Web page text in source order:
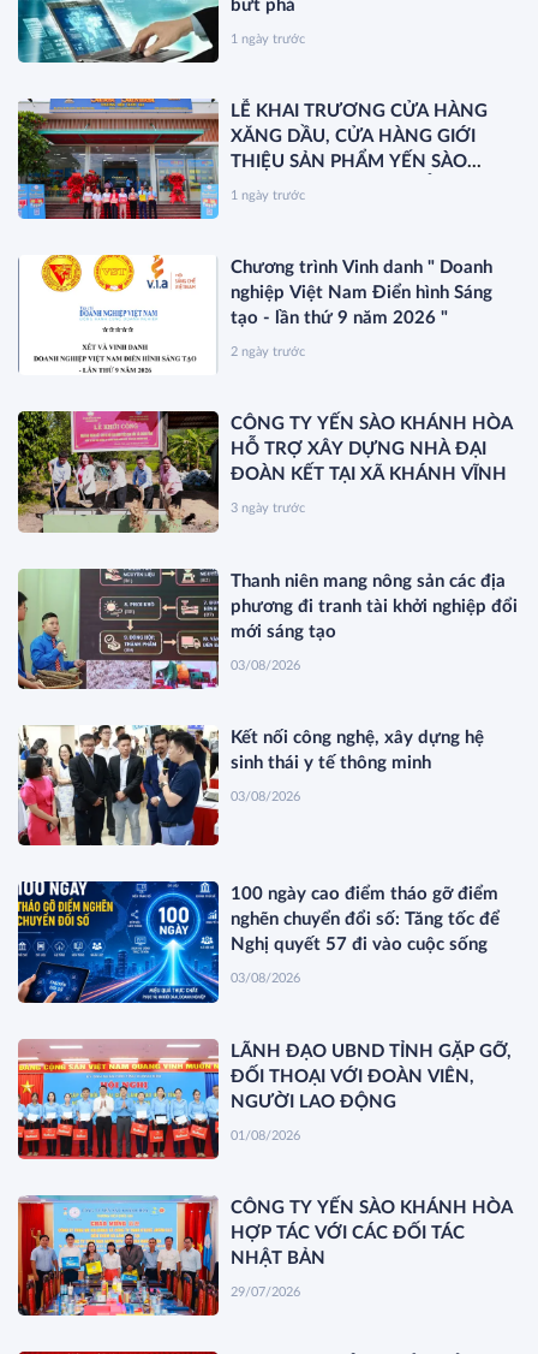
bứt phá
1 ngày trước
LỄ KHAI TRƯƠNG CỬA HÀNG
XĂNG DẦU, CỬA HÀNG GIỚI
THIỆU SẢN PHẨM YẾN SÀO
KHÁNH HÒA VÀ RA MẮT SẢN
1 ngày trước
Chương trình Vinh danh " Doanh
nghiệp Việt Nam Điển hình Sáng
tạo - lần thứ 9 năm 2026 "
2 ngày trước
CÔNG TY YẾN SÀO KHÁNH HÒA
HỖ TRỢ XÂY DỰNG NHÀ ĐẠI
ĐOÀN KẾT TẠI XÃ KHÁNH VĨNH
3 ngày trước
Thanh niên mang nông sản các địa
phương đi tranh tài khởi nghiệp đổi
mới sáng tạo
03/08/2026
Kết nối công nghệ, xây dựng hệ
sinh thái y tế thông minh
03/08/2026
100 ngày cao điểm tháo gỡ điểm
nghẽn chuyển đổi số: Tăng tốc để
Nghị quyết 57 đi vào cuộc sống
03/08/2026
LÃNH ĐẠO UBND TỈNH GẶP GỠ,
ĐỐI THOẠI VỚI ĐOÀN VIÊN,
NGƯỜI LAO ĐỘNG
01/08/2026
CÔNG TY YẾN SÀO KHÁNH HÒA
HỢP TÁC VỚI CÁC ĐỐI TÁC
NHẬT BẢN
29/07/2026